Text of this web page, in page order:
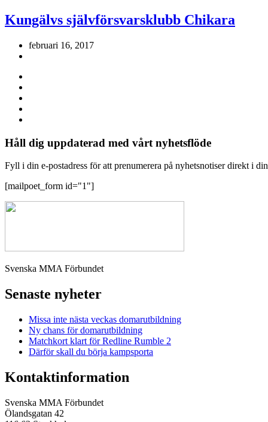
Kungälvs självförsvarsklubb Chikara
februari 16, 2017
Håll dig uppdaterad med vårt nyhetsflöde
Fyll i din e-postadress för att prenumerera på nyhetsnotiser direkt i
[mailpoet_form id="1"]
Svenska MMA Förbundet
Senaste nyheter
Missa inte nästa veckas domarutbildning
Ny chans för domarutbildning
Matchkort klart för Redline Rumble 2
Därför skall du börja kampsporta
Kontaktinformation
Svenska MMA Förbundet
Ölandsgatan 42